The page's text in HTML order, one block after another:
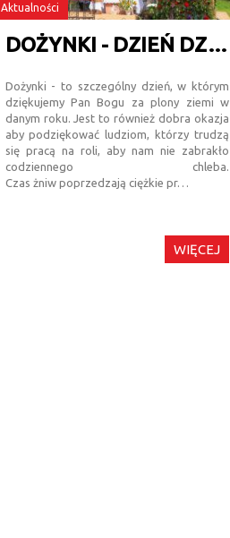
Aktualności
DOŻYNKI - DZIEŃ DZIĘKCZYNIENIA - PRZYJDŹ
Dożynki - to szczególny dzień, w którym
dziękujemy Pan Bogu za plony ziemi w
danym roku. Jest to również dobra okazja
aby podziękować ludziom, którzy trudzą
się pracą na roli, aby nam nie zabrakło
codziennego chleba.
Czas żniw poprzedzają ciężkie pr…
WIĘCEJ